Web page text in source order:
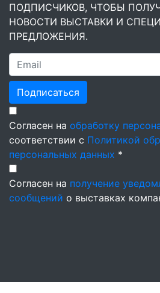
ПОДПИСЧИКОВ, ЧТОБЫ
НОВОСТИ ВЫСТАВКИ И
ПРЕДЛОЖЕНИЯ.
Подписаться
Согласен на обработку
соответствии с Политикой
персональных данных *
Согласен на получение
сообщений о выставках